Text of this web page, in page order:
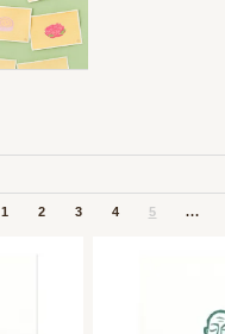
1 2 3 4 5 ...